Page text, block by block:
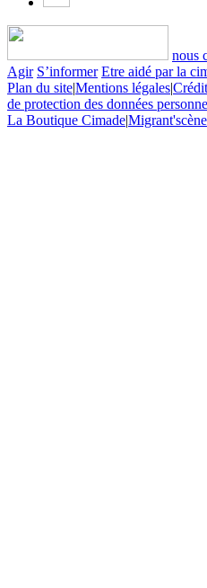
nous
Agir S’informer Etre aidé par la
Plan du site|Mentions légales|
de protection des données
La Boutique Cimade|Migrant'scène